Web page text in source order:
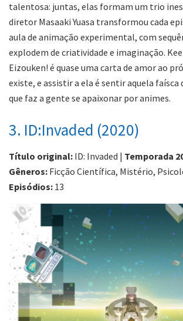
talentosa: juntas, elas formam um trio
diretor Masaaki Yuasa transformou cada
aula de animação experimental, com
explodem de criatividade e imaginação.
Eizouken! é quase uma carta de amor ao
existe, e assistir a ela é sentir aquela faísca
que faz a gente se apaixonar por animes.
3. ID:Invaded (2020)
Título original: ID: Invaded | Temporada
Gêneros: Ficção Científica, Mistério,
Episódios: 13